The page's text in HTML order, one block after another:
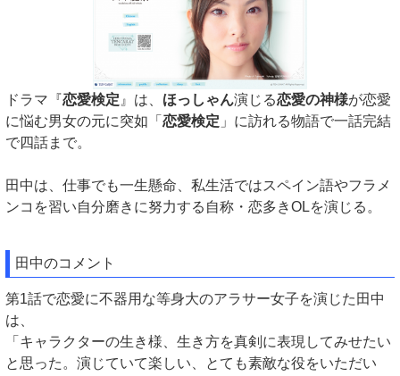
ドラマ『恋愛検定 』は、 ほっしゃん演じる恋愛の神様が恋愛
に悩む男女の元に突如「 恋愛検定 」に訪れる物語で一話完結
で四話まで。
田中は、仕事でも一生懸命、私生活ではスペイン語やフラメ
ンコを習い自分磨きに努力する自称・恋多きOLを演じる。
田中のコメント
第1話で恋愛に不器用な等身大のアラサー女子を演じた田中
は、
「キャラクターの生き様、生き方を真剣に表現してみせたい
と思った。演じていて楽しい、とても素敵な役をいただい